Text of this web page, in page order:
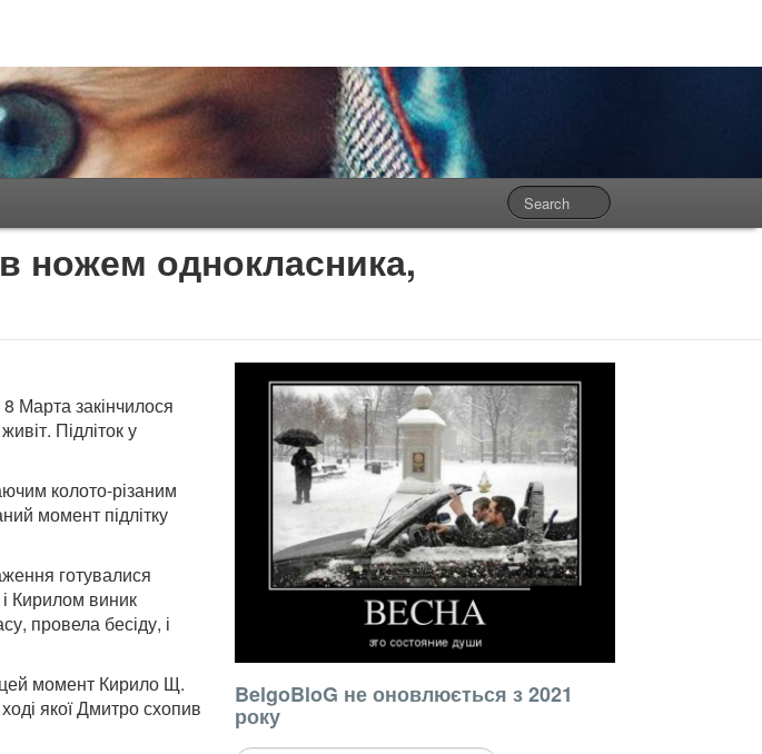
ножем однокласника,
Марта закінчилося
Підліток у
колото-різаним
момент підлітку
готувалися
Кирилом виник
провела бесіду, і
цей момент Кирило Щ.
якої Дмитро схопив
BelgoBloG не оновлюється з 2021
року